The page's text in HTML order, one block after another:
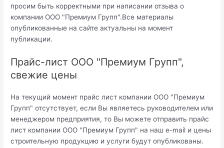
просим быть корректными при написании отзыва о
компании ООО "Премиум Групп".Все материалы
опубликованные на сайте актуальны на момент
публикации.
Прайс-лист ООО "Премиум Групп",
свежие цены
На текущий момент прайс лист компании ООО "Премиум
Групп" отсутствует, если Вы являетесь руководителем или
менеджером предприятия, то Вы можете отправить прайс
лист компании ООО "Премиум Групп" на наш e-mail и цены
строительную продукцию и услуги будут опубликованы.